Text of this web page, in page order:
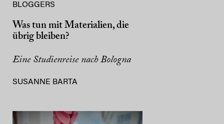
BLOGGERS
Was tun mit Materialien, die
übrig bleiben?
Eine Studienreise nach Bologna
SUSANNE BARTA